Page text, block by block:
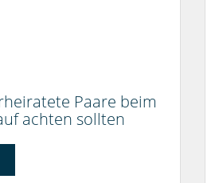
Paare beim
achten sollten